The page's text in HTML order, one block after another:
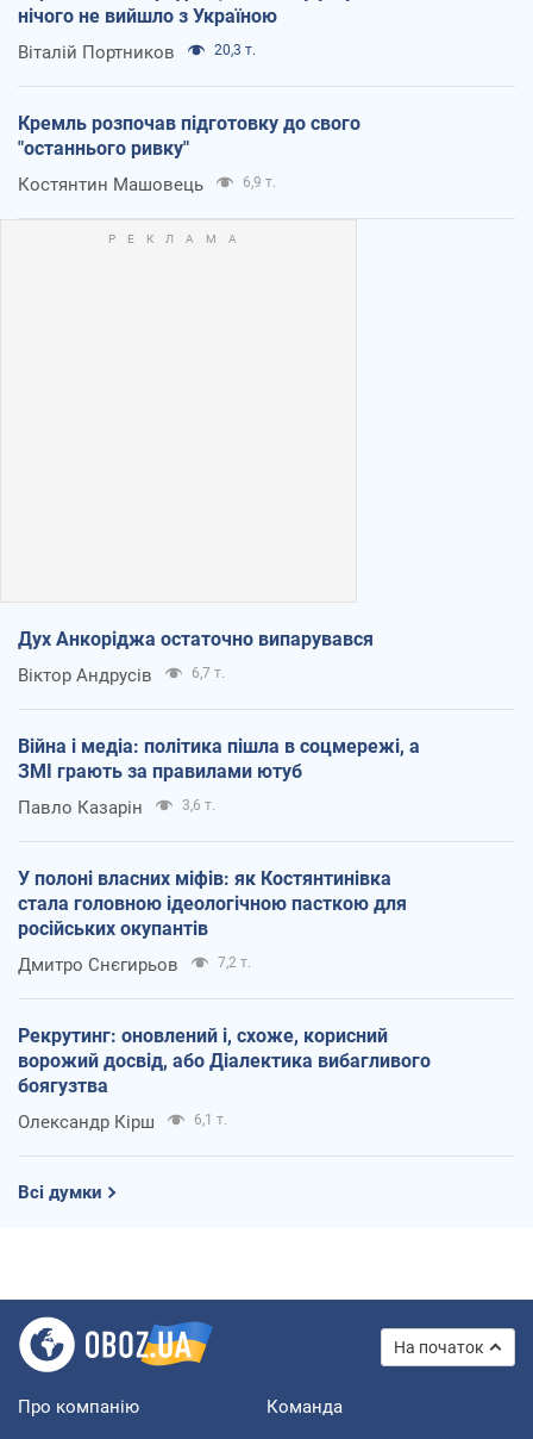
нічого не вийшло з Україною
Віталій Портников 20,3 т.
Кремль розпочав підготовку до свого
"останнього ривку"
Костянтин Машовець 6,9 т.
Дух Анкоріджа остаточно випарувався
Віктор Андрусів 6,7 т.
Війна і медіа: політика пішла в соцмережі, а
ЗМІ грають за правилами ютуб
Павло Казарін 3,6 т.
У полоні власних міфів: як Костянтинівка
стала головною ідеологічною пасткою для
російських окупантів
Дмитро Снєгирьов 7,2 т.
Рекрутинг: оновлений і, схоже, корисний
ворожий досвід, або Діалектика вибагливого
боягузтва
Олександр Кірш 6,1 т.
Всі думки
На початок
Про компанію Команда